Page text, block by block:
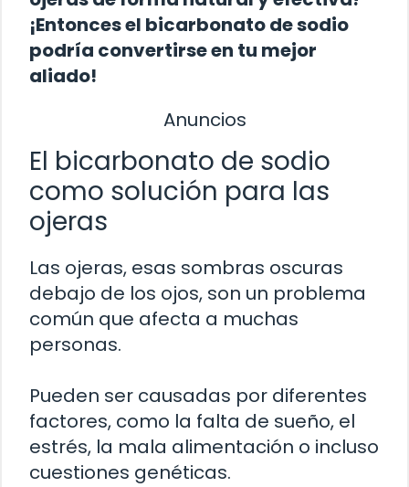
¡Entonces el bicarbonato de sodio
podría convertirse en tu mejor
aliado!
Anuncios
El bicarbonato de sodio
como solución para las
ojeras
Las ojeras, esas sombras oscuras
debajo de los ojos, son un problema
común que afecta a muchas
personas.
Pueden ser causadas por diferentes
factores, como la falta de sueño, el
estrés, la mala alimentación o incluso
cuestiones genéticas.